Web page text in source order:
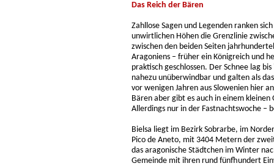
Das Reich der Bären
Zahllose Sagen und Legenden ranken
unwirtlichen Höhen die Grenzlinie
zwischen den beiden Seiten
Aragoniens – früher ein Königreich und
praktisch geschlossen. Der Schnee lag
nahezu unüberwindbar und galten als
vor wenigen Jahren aus Slowenien hier
Bären aber gibt es auch in einem
Allerdings nur in der Fastnachtswoche –
Bielsa liegt im Bezirk Sobrarbe, im
Pico de Aneto, mit 3404 Metern der
das aragonische Städtchen im Winter
Gemeinde mit ihren rund fünfhundert